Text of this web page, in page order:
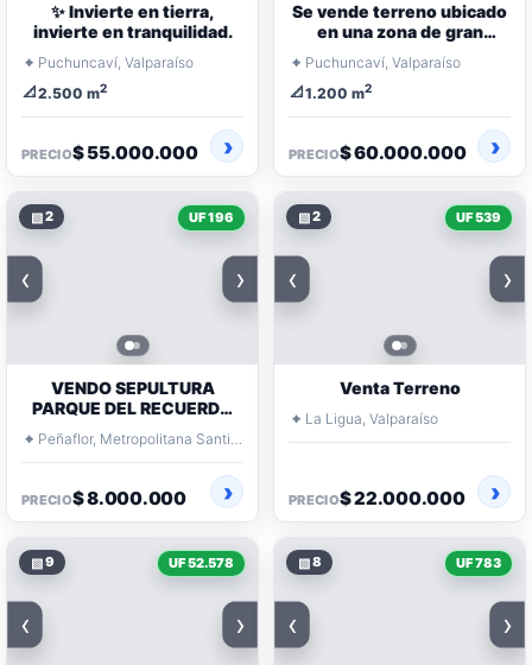
✨ Invierte en tierra,
invierte en tranquilidad.
⌖ Puchuncaví, Valparaíso
📐2.500 m2
PRECIO$ 55.000.000
Se vende terreno ubicado
en una zona de gran
potencial y crecimiento.
⌖ Puchuncaví, Valparaíso
📐1.200 m2
PRECIO$ 60.000.000
▧2 UF 196
‹ ›
VENDO SEPULTURA
PARQUE DEL RECUERDO
PADRE HURTADO
⌖ Peñaflor, Metropolitana Santiago
PRECIO$ 8.000.000
▧2 UF 539
‹ ›
Venta Terreno
⌖ La Ligua, Valparaíso
PRECIO$ 22.000.000
▧9 UF 52.578
‹ ›
▧8 UF 783
‹ ›